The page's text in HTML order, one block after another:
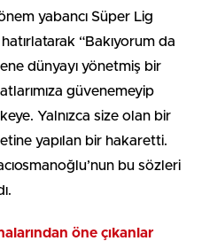
yabancı Süper Lig
“Bakıyorum da
dünyayı yönetmiş bir
güvenemeyip
Yalnızca size olan bir
yapılan bir hakaretti.
bu sözleri
öne çıkanlar